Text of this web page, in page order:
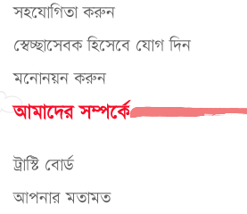
সহযোগিতা করুন
স্বেচ্ছাসেবক হিসেবে যোগ দিন
মনোনয়ন করুন
আমাদের সম্পর্কে
ট্রাস্টি বোর্ড
আপনার মতামত